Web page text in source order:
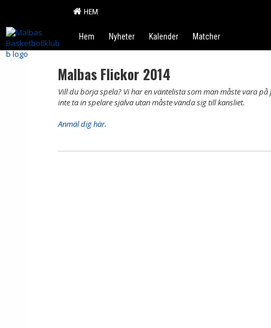
HEM
Hem Nyheter Kalender Matcher
Malbas Flickor 2014
Vill du börja spela? Vi har en väntelista som man måste vara
inte ta in spelare själva utan måste vända sig till kansliet.
Anmäl dig här.